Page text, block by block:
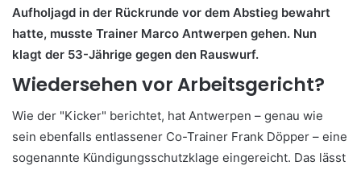
Aufholjagd in der Rückrunde vor dem Abstieg bewahrt
hatte, musste Trainer Marco Antwerpen gehen. Nun
klagt der 53-Jährige gegen den Rauswurf.
Wiedersehen vor Arbeitsgericht?
Wie der "Kicker" berichtet, hat Antwerpen – genau wie
sein ebenfalls entlassener Co-Trainer Frank Döpper – eine
sogenannte Kündigungsschutzklage eingereicht. Das lässt